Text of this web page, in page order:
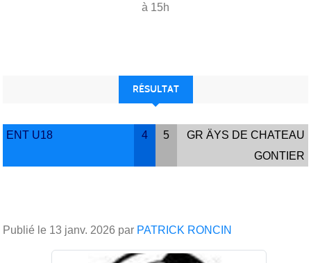
à 15h
RÉSULTAT
ENT U18 4 5
GR ÄYS DE CHATEAU
GONTIER
Publié le 13 janv. 2026 par PATRICK RONCIN